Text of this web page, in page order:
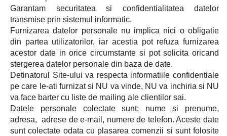
Garantam securitatea si confidentialitatea datelor
transmise prin sistemul informatic.
Furnizarea datelor personale nu implica nici o obligatie
din partea utilizatorilor, iar acestia pot refuza furnizarea
acestor date in orice circumstante si pot solicita oricand
stergerea datelor personale din baza de date.
Detinatorul Site-ului va respecta informatiile confidentiale
pe care le-ati furnizat si NU va vinde, NU va inchiria si NU
va face barter cu liste de mailing ale clientilor sai.
Datele personale colectate sunt: nume si prenume,
adresa, adrese de e-mail, numere de telefon. Aceste date
sunt colectate odata cu plasarea comenzii si sunt folosite